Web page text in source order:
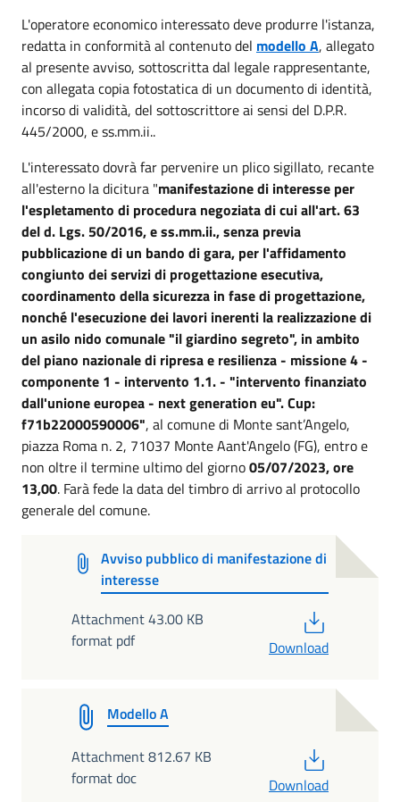
L'operatore economico interessato deve produrre l'istanza,
redatta in conformità al contenuto del modello A, allegato
al presente avviso, sottoscritta dal legale rappresentante,
con allegata copia fotostatica di un documento di identità,
incorso di validità, del sottoscrittore ai sensi del D.P.R.
445/2000, e ss.mm.ii..
L'interessato dovrà far pervenire un plico sigillato, recante
all'esterno la dicitura "manifestazione di interesse per
l'espletamento di procedura negoziata di cui all'art. 63
del d. Lgs. 50/2016, e ss.mm.ii., senza previa
pubblicazione di un bando di gara, per l'affidamento
congiunto dei servizi di progettazione esecutiva,
coordinamento della sicurezza in fase di progettazione,
nonché l'esecuzione dei lavori inerenti la realizzazione di
un asilo nido comunale "il giardino segreto", in ambito
del piano nazionale di ripresa e resilienza - missione 4 -
componente 1 - intervento 1.1. - "intervento finanziato
dall'unione europea - next generation eu". Cup:
f71b22000590006", al comune di Monte sant’Angelo,
piazza Roma n. 2, 71037 Monte Aant'Angelo (FG), entro e
non oltre il termine ultimo del giorno05/07/2023, ore
13,00. Farà fede la data del timbro di arrivo al protocollo
generale del comune.
Avviso pubblico di manifestazione di
interesse
Attachment 43.00 KB
format pdf
Download
Modello A
Attachment 812.67 KB
format doc
Download